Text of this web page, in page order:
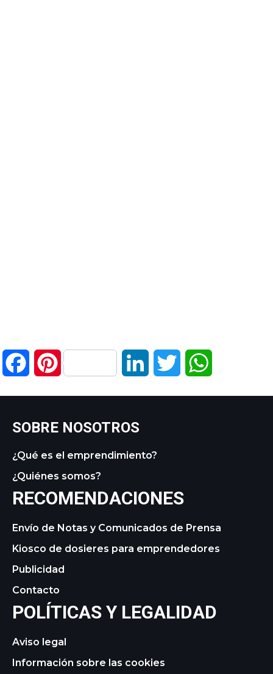
FacebookPinterest LinkedIn Twitter
SOBRE NOSOTROS
¿Qué es el emprendimiento?
¿Quiénes somos?
RECOMENDACIONES
Envío de Notas y Comunicados de Prensa
Kiosco de dosieres para emprendedores
Publicidad
Contacto
POLÍTICAS Y LEGALIDAD
Aviso legal
Información sobre las cookies